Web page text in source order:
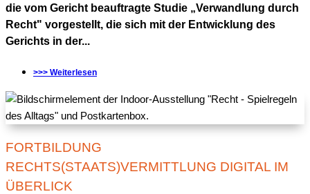
die vom Gericht beauftragte Studie „Verwandlung durch
Recht" vorgestellt, die sich mit der Entwicklung des
Gerichts in der...
>>> Weiterlesen
FORTBILDUNG
RECHTS(STAATS)VERMITTLUNG DIGITAL IM
ÜBERLICK